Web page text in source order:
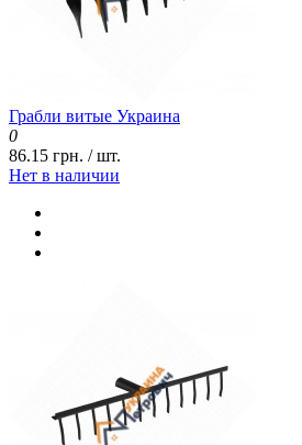
Грабли витые Украина
0
86.15 грн. / шт.
Нет в наличии